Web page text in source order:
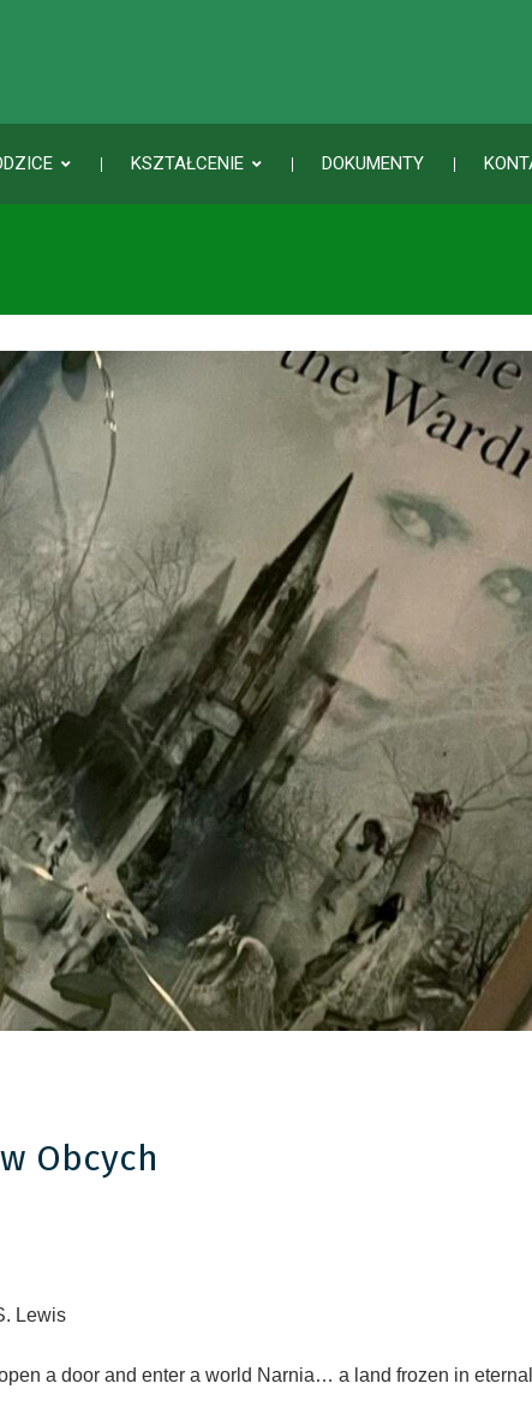
KSZTAŁCENIE DOKUMENTY
Obcych
Lewis
a door and enter a world Narnia… a land frozen in eternal